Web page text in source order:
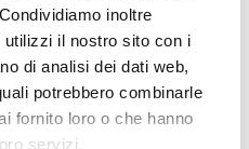
inoltre
il nostro sito con i
di analisi dei dati web,
potrebbero combinarle
fornito loro o che hanno
servizi.